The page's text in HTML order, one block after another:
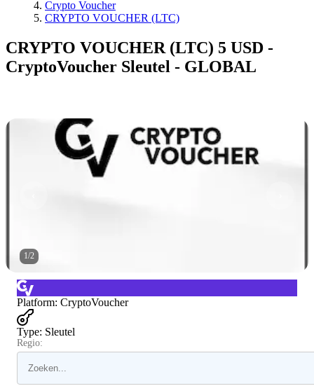
Crypto Voucher
CRYPTO VOUCHER (LTC)
CRYPTO VOUCHER (LTC) 5 USD -
CryptoVoucher Sleutel - GLOBAL
1/2
Platform: CryptoVoucher
Type: Sleutel
Regio: